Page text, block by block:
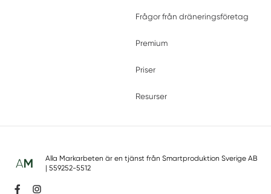
Frågor från dräneringsföretag
Premium
Priser
Resurser
Alla Markarbeten är en tjänst från Smartproduktion Sverige AB
| 559252-5512